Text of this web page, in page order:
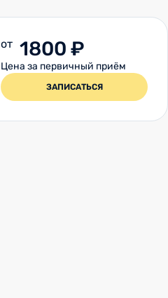
от 1800 ₽
Цена за первичный приём
ЗАПИСАТЬСЯ